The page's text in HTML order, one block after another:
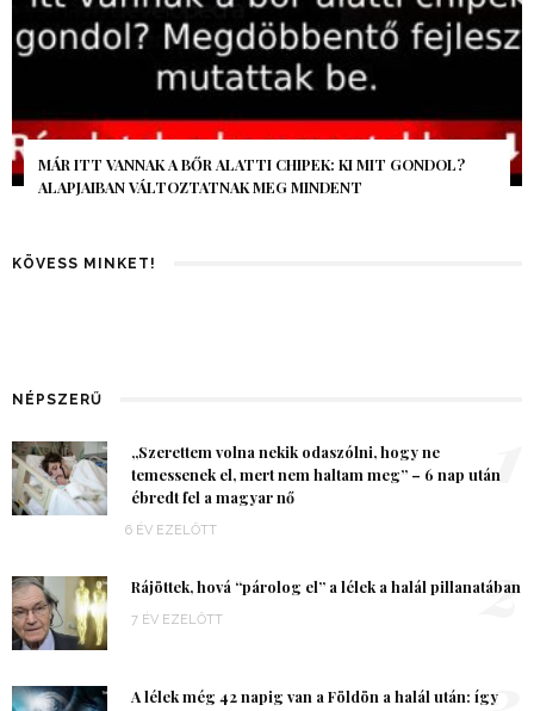
MÁR ITT VANNAK A BŐR ALATTI CHIPEK: KI MIT GONDOL?
ALAPJAIBAN VÁLTOZTATNAK MEG MINDENT
KÖVESS MINKET!
NÉPSZERŰ
„Szerettem volna nekik odaszólni, hogy ne
temessenek el, mert nem haltam meg” – 6 nap után
ébredt fel a magyar nő
6 ÉV EZELŐTT
1
Rájöttek, hová “párolog el” a lélek a halál pillanatában
7 ÉV EZELŐTT 2
A lélek még 42 napig van a Földön a halál után: így